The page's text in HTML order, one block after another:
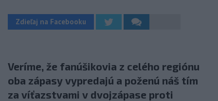
Zdieľaj na Facebooku
Veríme, že fanúšikovia z celého regiónu
oba zápasy vypredajú a poženú náš tím
za víťazstvami v dvojzápase proti